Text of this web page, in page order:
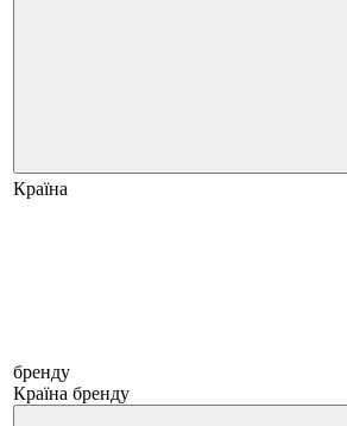
Країна
бренду
Країна бренду